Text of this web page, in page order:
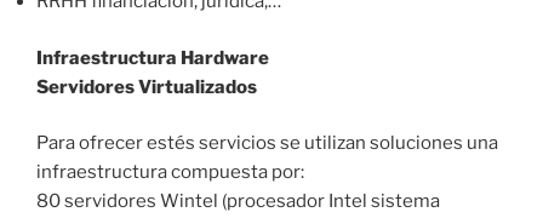
Infraestructura Hardware
Servidores Virtualizados
Para ofrecer estés servicios se utilizan soluciones una
infraestructura compuesta por:
80 servidores Wintel (procesador Intel sistema